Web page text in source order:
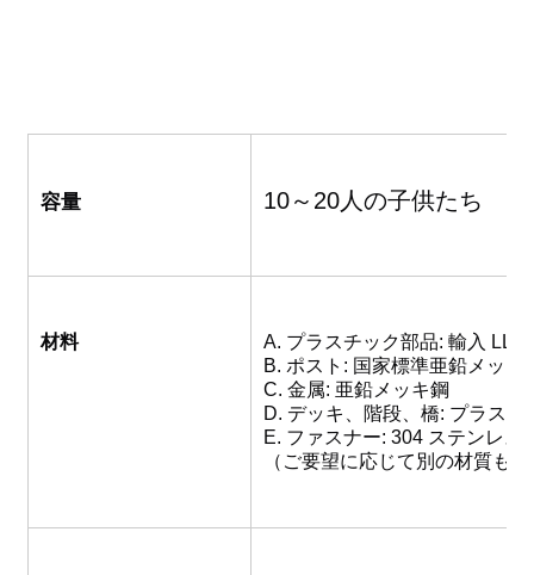
容量 10～20人の子供たち
材料
A. プラスチック部品: 輸入
B. ポスト: 国家標準亜鉛メッキ
C. 金属: 亜鉛メッキ鋼
D. デッキ、階段、橋: プラス
E. ファスナー: 304 ステンレス
（ご要望に応じて別の材質も